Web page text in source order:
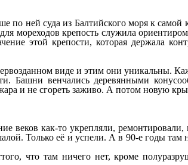
ней суда из Балтийского моря к самой
мореходов крепость служила
этой крепости, которая держала
виде и этим они уникальны.
Башни венчались деревянными
и не сгореть заживо. А потом новую
веков как-то укрепляли,
Только её и успели. А в 90-е годы
что там ничего нет, кроме